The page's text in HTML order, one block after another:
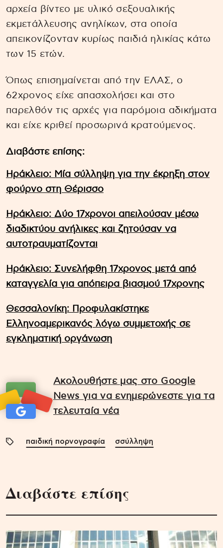
αρχεία βίντεο με υλικό σεξουαλικής
εκμετάλλευσης ανηλίκων, στα οποία
απεικονίζονταν κυρίως παιδιά ηλικίας κάτω
των 15 ετών.
Όπως επισημαίνεται από την ΕΛΑΣ, ο
62χρονος είχε απασχολήσει και στο
παρελθόν τις αρχές για παρόμοια αδικήματα
και είχε κριθεί προσωρινά κρατούμενος.
Διαβάστε επίσης:
Ηράκλειο: Μία σύλληψη για την έκρηξη στον
φούρνο στη Θέρισσο
Ηράκλειο: Δύο 17χρονοι απειλούσαν μέσω
διαδικτύου ανήλικες και ζητούσαν να
αυτοτραυματίζονται
Ηράκλειο: Συνελήφθη 17χρονος μετά από
καταγγελία για απόπειρα βιασμού 17χρονης
Θεσσαλονίκη: Προφυλακίστηκε
Ελληνοαμερικανός λόγω συμμετοχής σε
εγκληματική οργάνωση
Ακολουθήστε μας στο Google
News για να ενημερώνεστε για τα
τελευταία νέα
παιδική πορνογραφία σσύλληψη
Διαβάστε επίσης